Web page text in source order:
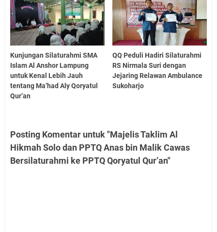
Kunjungan Silaturahmi SMA
Islam Al Anshor Lampung
untuk Kenal Lebih Jauh
tentang Ma’had Aly Qoryatul
Qur’an
QQ Peduli Hadiri Silaturahmi
RS Nirmala Suri dengan
Jejaring Relawan Ambulance
Sukoharjo
Posting Komentar untuk "Majelis Taklim Al
Hikmah Solo dan PPTQ Anas bin Malik Cawas
Bersilaturahmi ke PPTQ Qoryatul Qur’an"